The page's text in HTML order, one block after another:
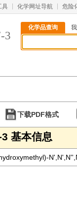
具 化学网址导航 危险
3
化学品查询
下载PDF格式
基本信息